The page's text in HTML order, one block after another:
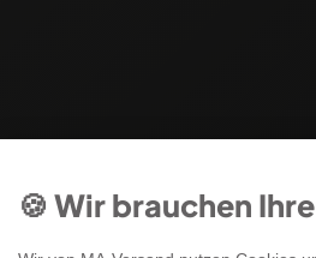
🍪 Wir brauchen